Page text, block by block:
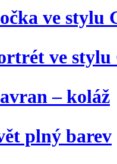
ve stylu
ve stylu
– koláž
plný barev